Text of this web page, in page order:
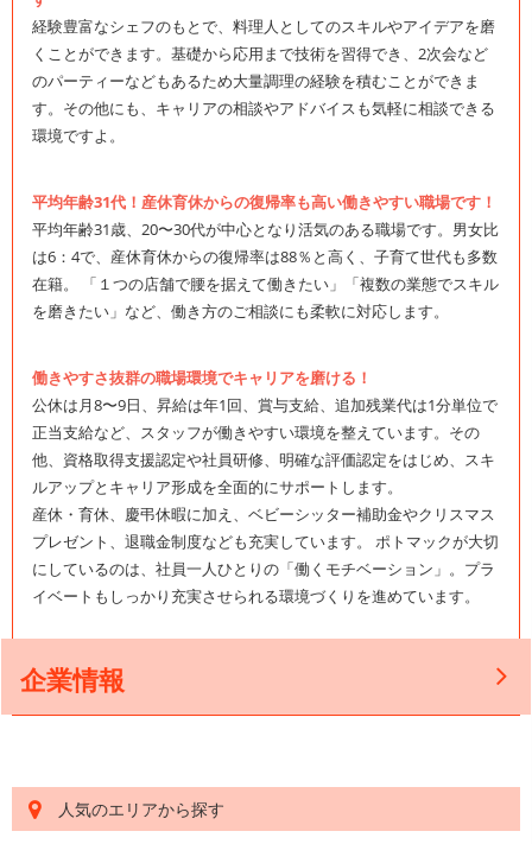
経験豊富なシェフのもとで、料理人としてのスキルやアイデアを磨
くことができます。基礎から応用まで技術を習得でき、2次会など
のパーティーなどもあるため大量調理の経験を積むことができま
す。その他にも、キャリアの相談やアドバイスも気軽に相談できる
環境ですよ。
平均年齢31代！産休育休からの復帰率も高い働きやすい職場です！
平均年齢31歳、20〜30代が中心となり活気のある職場です。男女比
は6：4で、産休育休からの復帰率は88％と高く、子育て世代も多数
在籍。 「１つの店舗で腰を据えて働きたい」「複数の業態でスキル
を磨きたい」など、働き方のご相談にも柔軟に対応します。
働きやすさ抜群の職場環境でキャリアを磨ける！
公休は月8〜9日、昇給は年1回、賞与支給、追加残業代は1分単位で
正当支給など、スタッフが働きやすい環境を整えています。その
他、資格取得支援認定や社員研修、明確な評価認定をはじめ、スキ
ルアップとキャリア形成を全面的にサポートします。
産休・育休、慶弔休暇に加え、ベビーシッター補助金やクリスマス
プレゼント、退職金制度なども充実しています。 ポトマックが大切
にしているのは、社員一人ひとりの「働くモチベーション」。プラ
イベートもしっかり充実させられる環境づくりを進めています。
企業情報
人気のエリアから探す